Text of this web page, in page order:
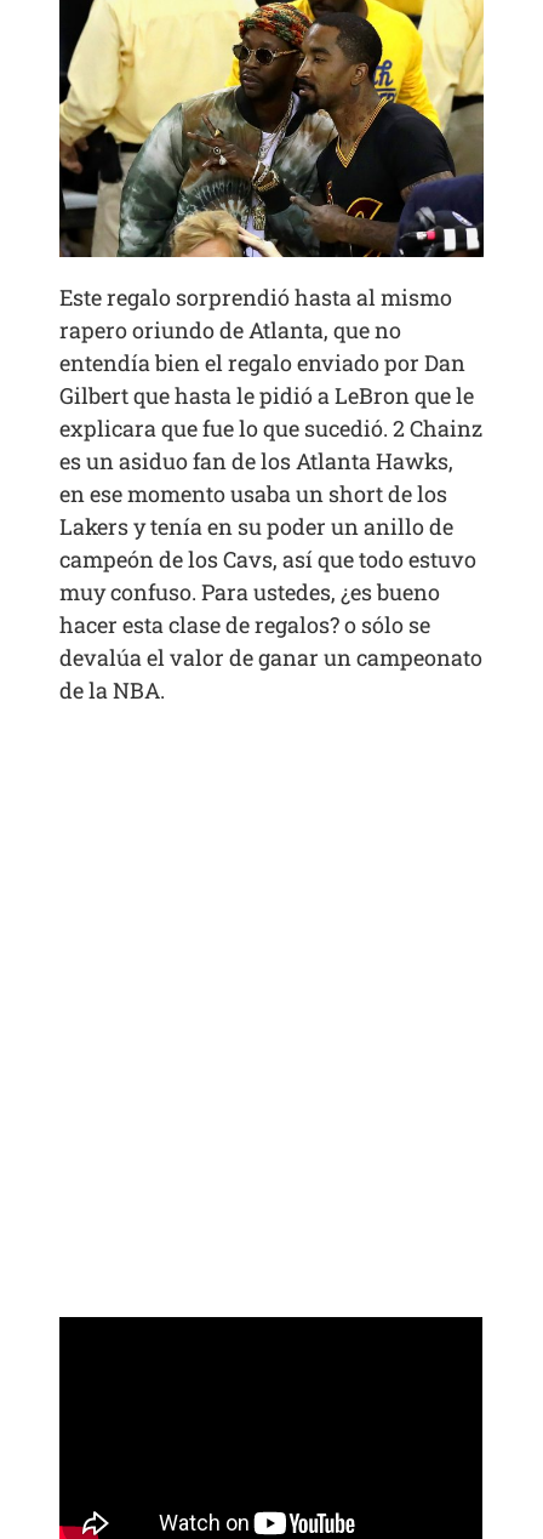
Este regalo sorprendió hasta al mismo
rapero oriundo de Atlanta, que no
entendía bien el regalo enviado por Dan
Gilbert que hasta le pidió a LeBron que le
explicara que fue lo que sucedió. 2 Chainz
es un asiduo fan de los Atlanta Hawks,
en ese momento usaba un short de los
Lakers y tenía en su poder un anillo de
campeón de los Cavs, así que todo estuvo
muy confuso. Para ustedes, ¿es bueno
hacer esta clase de regalos? o sólo se
devalúa el valor de ganar un campeonato
de la NBA.